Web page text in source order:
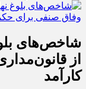
شاخص‌های
از
کارآمد